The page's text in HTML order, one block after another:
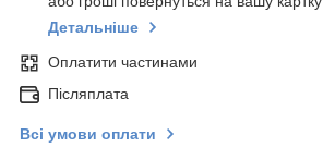
Детальніше
Оплатити частинами
Післяплата
Всі умови оплати